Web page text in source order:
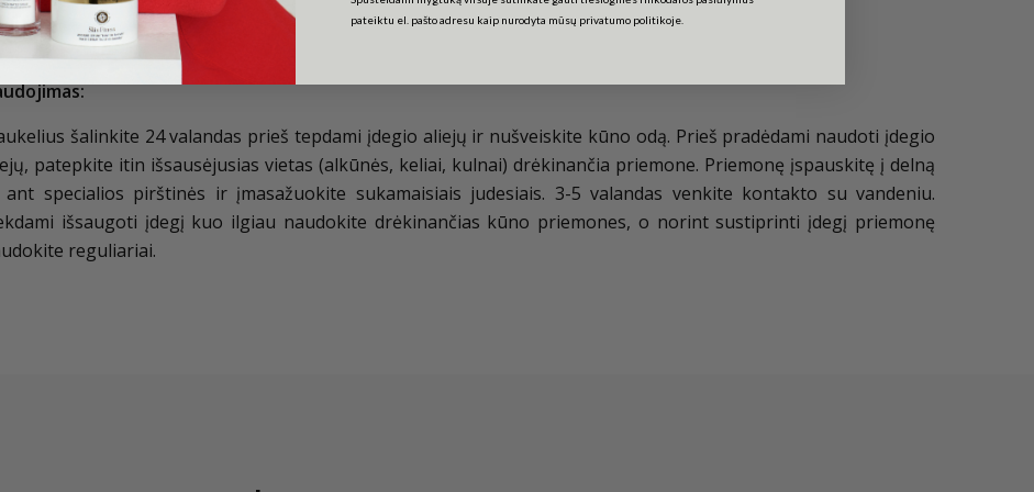
šalinkite 24 valandas prieš tepdami įdegio aliejų ir nušveiskite kūno odą. Prieš pradėdami naudoti įdegio
patepkite itin išsausėjusias vietas (alkūnės, keliai, kulnai) drėkinančia priemone. Priemonę įspauskitę į delną
specialios pirštinės ir įmasažuokite sukamaisiais judesiais. 3-5 valandas venkite kontakto su vandeniu.
išsaugoti įdegį kuo ilgiau naudokite drėkinančias kūno priemones, o norint sustiprinti įdegį priemonę
reguliariai.
pateiktu el. pašto adresu kaip nurodyta mūsų privatumo politikoje.